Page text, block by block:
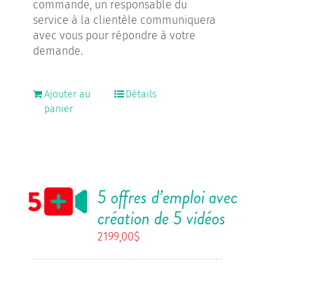
commande, un responsable du
service à la clientèle communiquera
avec vous pour répondre à votre
demande.
Ajouter au
panier
Détails
5 offres d’emploi avec
création de 5 vidéos
2199,00$